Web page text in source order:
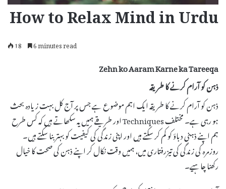
How to Relax Mind in Urdu
18 6 minutes read
Zehn ko Aaram Karne ka Tareeqa
ذہن کو آرام کرنے کا طریقہ
ذہن کو آرام کرنے کا طریقہ ایک اہم موضوع ہے جس پر آج کل بہت زیادہ بحث
ہو رہی ہے۔ مختلف Techniques اور طریقے ہمیں یہ سکھاتے ہیں کہ کس طرح
ہم اپنے ذہنی دباؤ کو کم کر سکتے ہیں اور اپنی زندگی کی کیفیت کو بہتر بنا سکتے ہیں۔
روزمرہ کی زندگی کی تیزرفتاری میں، ہمیں وقت نکال کر اپنے ذہن کی صحت کا خیال
رکھنا چاہیے۔